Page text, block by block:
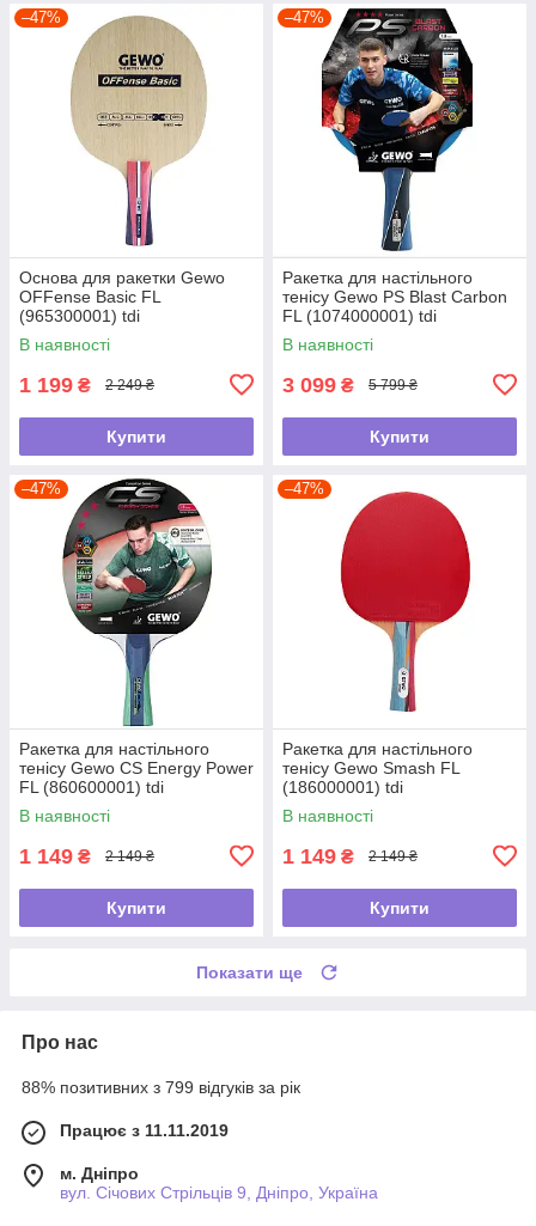
–47%
Основа для ракетки Gewo
OFFense Basic FL
(965300001) tdi
В наявності
1 199 ₴ 2 249 ₴
Купити
–47%
Ракетка для настільного
тенісу Gewo PS Blast Carbon
FL (1074000001) tdi
В наявності
3 099 ₴ 5 799 ₴
Купити
–47%
Ракетка для настільного
тенісу Gewo CS Energy Power
FL (860600001) tdi
В наявності
1 149 ₴ 2 149 ₴
Купити
–47%
Ракетка для настільного
тенісу Gewo Smash FL
(186000001) tdi
В наявності
1 149 ₴ 2 149 ₴
Купити
Показати ще
Про нас
88% позитивних з 799 відгуків за рік
Працює з 11.11.2019
м. Дніпро
вул. Січових Стрільців 9, Дніпро, Україна